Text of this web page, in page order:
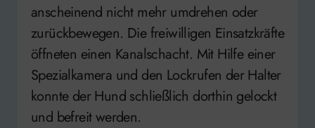
anscheinend nicht mehr umdrehen oder
zurückbewegen. Die freiwilligen Einsatzkräfte
öffneten einen Kanalschacht. Mit Hilfe einer
Spezialkamera und den Lockrufen der Halter
konnte der Hund schließlich dorthin gelockt
und befreit werden.